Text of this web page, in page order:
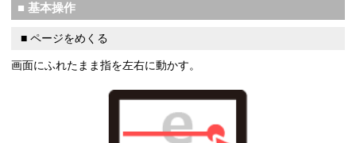
■ 基本操作
■ ページをめくる
画面にふれたまま指を左右に動かす。